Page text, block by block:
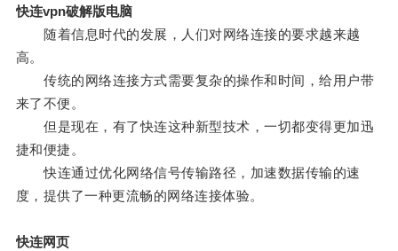
快连vpn破解版电脑
随着信息时代的发展，人们对网络连接的要求越来越
高。
传统的网络连接方式需要复杂的操作和时间，给用户带
来了不便。
但是现在，有了快连这种新型技术，一切都变得更加迅
捷和便捷。
快连通过优化网络信号传输路径，加速数据传输的速
度，提供了一种更流畅的网络连接体验。
快连网页